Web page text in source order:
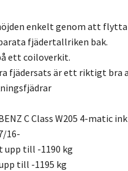
enkelt genom att
fjädertallriken bak.
ett coiloverkit.
fjädersats är ett riktigt
C Class W205 4-matic
16-
upp till -1190 kg
till -1195 kg